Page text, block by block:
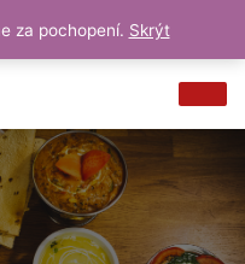
0Kč
za pochopení. Skrýt